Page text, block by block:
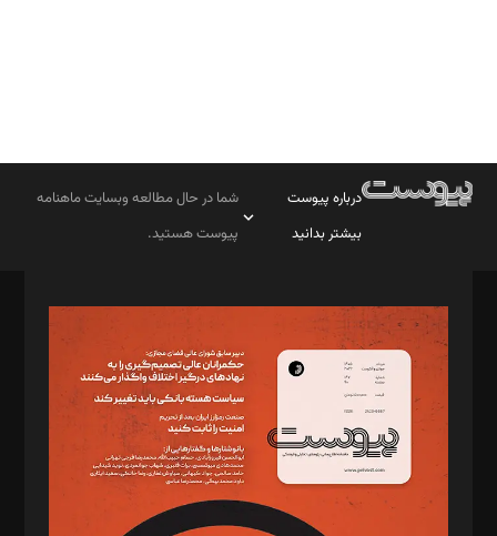
درباره پیوست
بیشتر بدانید
شما در حال مطالعه وبسایت ماهنامه
پیوست هستید.
مدیر مسئول: محمدباقر اثنی‌عشری
سردبیر: مهرک محمودی
دبیر تحریریه: میثم قاسمی
د‌بیر ناداستان: سمانه سمیع
د‌بیر خدمت و تجارت: ابوالفضل رجبی
د‌بیر حقوق فناوری: حسام‌الدین ایپکچی
د‌بیر پیوست جهان: مینا پاکدل